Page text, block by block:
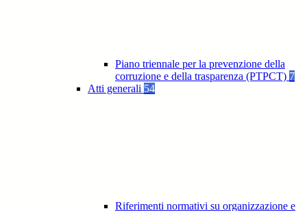
Piano triennale per la prevenzione della
corruzione e della trasparenza (PTPCT) 7
Atti generali 54
Riferimenti normativi su organizzazione e